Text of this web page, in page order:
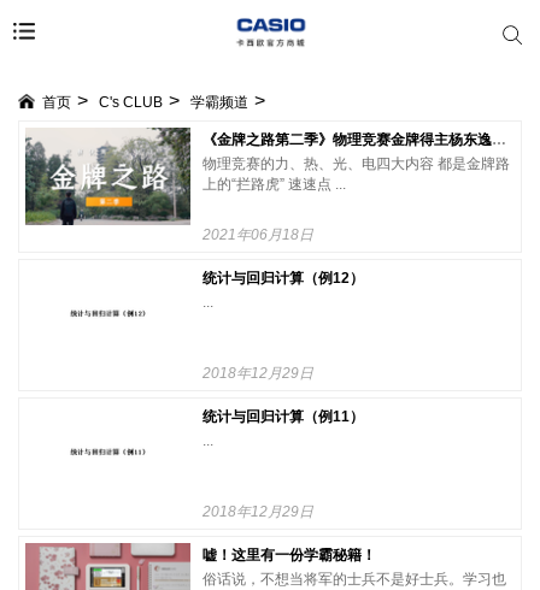
首页 C's CLUB 学霸频道
《金牌之路第二季》物理竞赛金牌得主杨东逸同学分享竞赛小妙招！
物理竞赛的力、热、光、电四大内容 都是金牌路
上的“拦路虎” 速速点 ...
2021年06月18日
统计与回归计算（例12）
...
2018年12月29日
统计与回归计算（例11）
...
2018年12月29日
嘘！这里有一份学霸秘籍！
俗话说，不想当将军的士兵不是好士兵。学习也